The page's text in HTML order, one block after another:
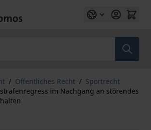
/ Öffentliches Recht / Sportrecht
im Nachgang an störendes